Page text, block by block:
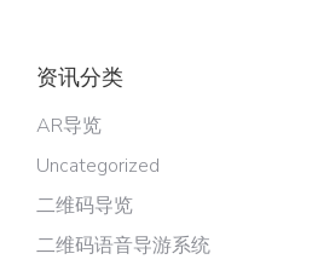
资讯分类
AR导览
Uncategorized
二维码导览
二维码语音导游系统